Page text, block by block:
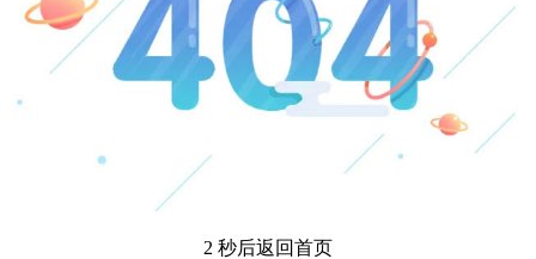
1 秒后返回首页